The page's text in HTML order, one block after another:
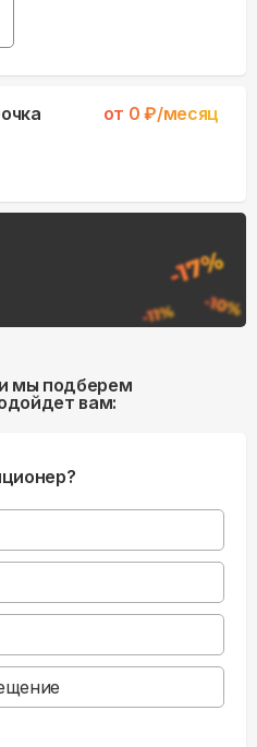
от 0 ₽/месяц
мы подберем
вам: